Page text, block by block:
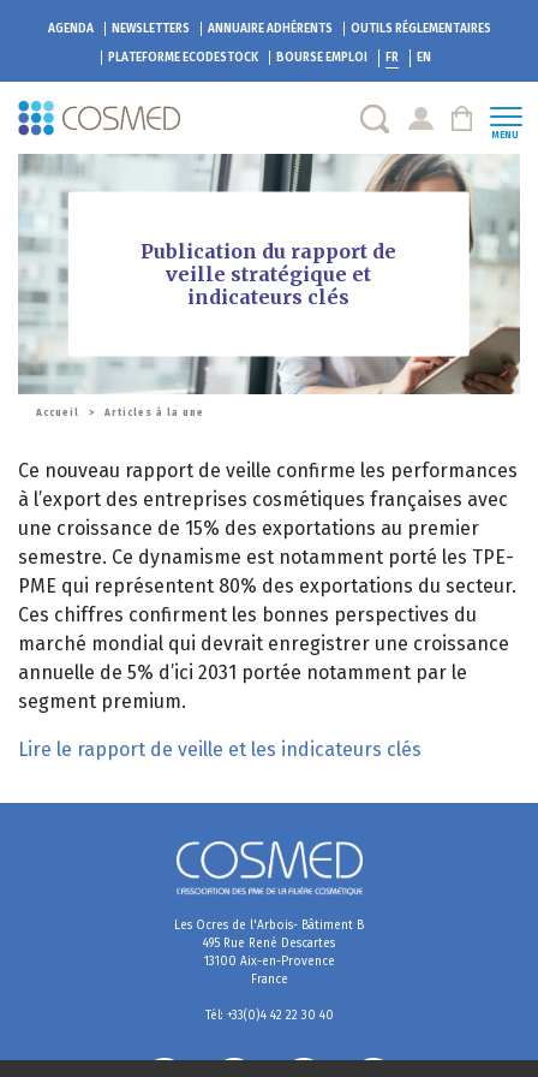
AGENDA NEWSLETTERS ANNUAIRE ADHÉRENTS
OUTILS RÉGLEMENTAIRES
PLATEFORME ECODESTOCK BOURSE EMPLOI FR EN
MENU
Publication du rapport de
veille stratégique et
indicateurs clés
Accueil > Articles à la une
Ce nouveau rapport de veille confirme les performances
à l’export des entreprises cosmétiques françaises avec
une croissance de 15% des exportations au premier
semestre. Ce dynamisme est notamment porté les TPE-
PME qui représentent 80% des exportations du secteur.
Ces chiffres confirment les bonnes perspectives du
marché mondial qui devrait enregistrer une croissance
annuelle de 5% d’ici 2031 portée notamment par le
segment premium.
Lire le rapport de veille et les indicateurs clés
Les Ocres de l'Arbois- Bâtiment B
495 Rue René Descartes
13100 Aix-en-Provence
France
Tél: +33(0)4 42 22 30 40